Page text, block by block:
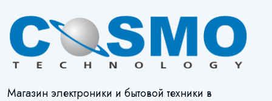
Магазин электроники и бытовой техники в